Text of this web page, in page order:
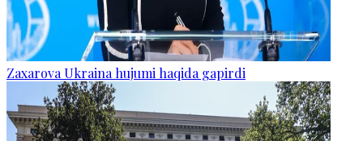
Zaxarova Ukraina hujumi haqida gapirdi